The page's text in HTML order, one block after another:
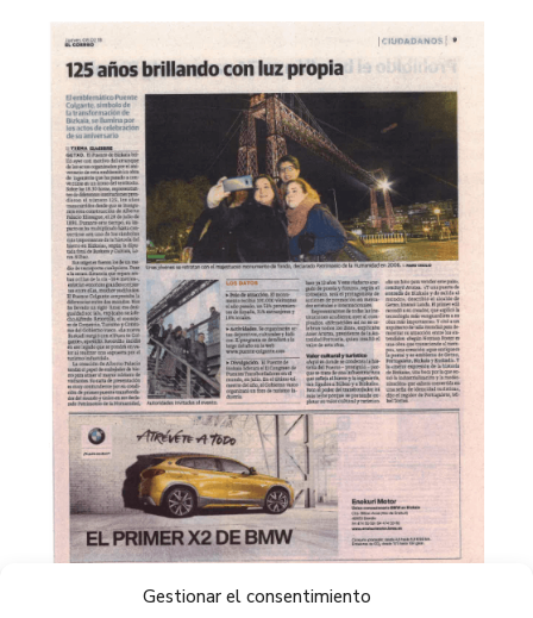
Gestionar el consentimiento